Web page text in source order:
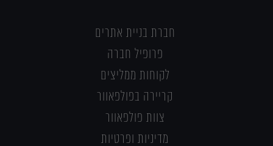
חברת בניית אתרים
פרופיל חברה
לקוחות ממליצים
קריירה בפולפאוור
צוות פולפאוור
מדיניות ופרטיות